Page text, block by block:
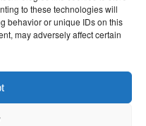
to these technologies will
behavior or unique IDs on this
may adversely affect certain
WordPress